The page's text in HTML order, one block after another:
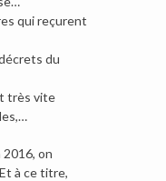
qui reçurent
du
très vite
on
à ce titre,